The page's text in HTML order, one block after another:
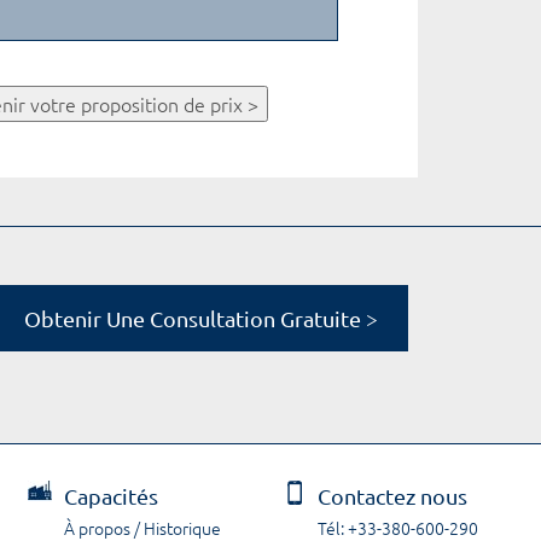
votre proposition de prix >
Obtenir Une Consultation Gratuite >
Capacités
À propos / Historique
Contactez nous
Tél: +33-380-600-290